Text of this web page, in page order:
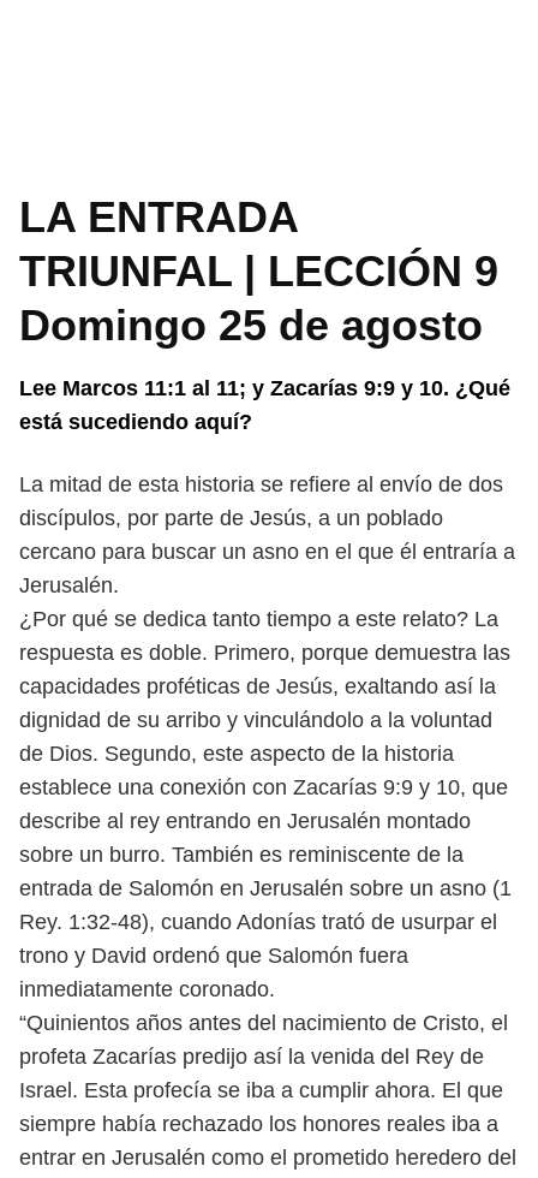
LA ENTRADA
TRIUNFAL | LECCIÓN 9
Domingo 25 de agosto
Lee Marcos 11:1 al 11; y Zacarías 9:9 y 10. ¿Qué
está sucediendo aquí?
La mitad de esta historia se refiere al envío de dos
discípulos, por parte de Jesús, a un poblado
cercano para buscar un asno en el que él entraría a
Jerusalén.
¿Por qué se dedica tanto tiempo a este relato? La
respuesta es doble. Primero, porque demuestra las
capacidades proféticas de Jesús, exaltando así la
dignidad de su arribo y vinculándolo a la voluntad
de Dios. Segundo, este aspecto de la historia
establece una conexión con Zacarías 9:9 y 10, que
describe al rey entrando en Jerusalén montado
sobre un burro. También es reminiscente de la
entrada de Salomón en Jerusalén sobre un asno (1
Rey. 1:32-48), cuando Adonías trató de usurpar el
trono y David ordenó que Salomón fuera
inmediatamente coronado.
“Quinientos años antes del nacimiento de Cristo, el
profeta Zacarías predijo así la venida del Rey de
Israel. Esta profecía se iba a cumplir ahora. El que
siempre había rechazado los honores reales iba a
entrar en Jerusalén como el prometido heredero del